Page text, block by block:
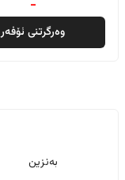
-
وەرگرتنی ئۆفەر
بەنزین